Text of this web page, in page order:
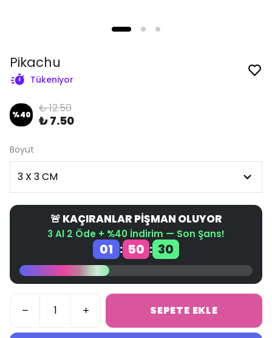
Pikachu
Tükeniyor
%40 ₺ 12.50
₺ 7.50
Boyut
🚨 KAÇIRANLAR PİŞMAN OLUYOR
3 Al 2 Öde + %40 İndirim — Son Şans!
01 : 50 : 30
SEPETE EKLE